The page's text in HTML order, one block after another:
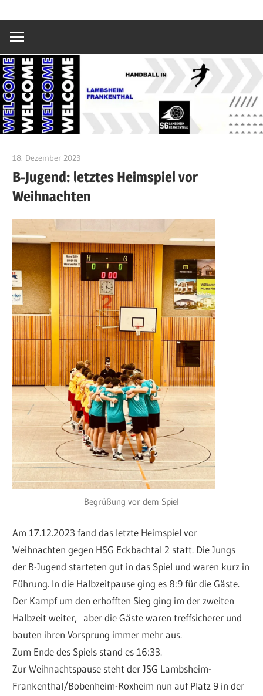
springen
SG
Lambsheim/
18. Dezember 2023
B-Jugend: letztes Heimspiel vor
Weihnachten
Begrüßung vor dem Spiel
Am 17.12.2023 fand das letzte Heimspiel vor
Weihnachten gegen HSG Eckbachtal 2 statt. Die Jungs
der B-Jugend starteten gut in das Spiel und waren kurz in
Führung. In die Halbzeitpause ging es 8:9 für die Gäste.
Der Kampf um den erhofften Sieg ging im der zweiten
Halbzeit weiter, aber die Gäste waren treffsicherer und
bauten ihren Vorsprung immer mehr aus.
Zum Ende des Spiels stand es 16:33.
Zur Weihnachtspause steht der JSG Lambsheim-
Frankenthal/Bobenheim-Roxheim nun auf Platz 9 in der